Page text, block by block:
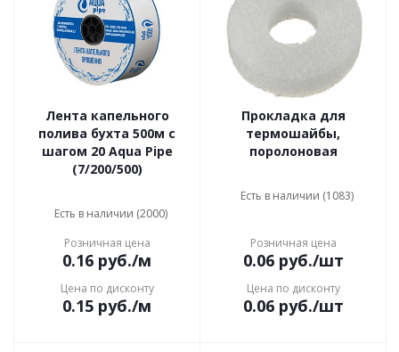
Лента капельного
полива бухта 500м с
шагом 20 Aqua Pipe
(7/200/500)
Есть в наличии (2000)
Розничная цена
0.16 руб./м
Цена по дисконту
0.15 руб./м
Прокладка для
термошайбы,
поролоновая
Есть в наличии (1083)
Розничная цена
0.06руб./шт
Цена по дисконту
0.06руб./шт